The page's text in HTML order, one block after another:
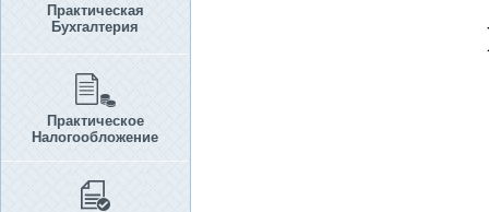
Практическая
Бухгалтерия
Практическое
Налогообложение